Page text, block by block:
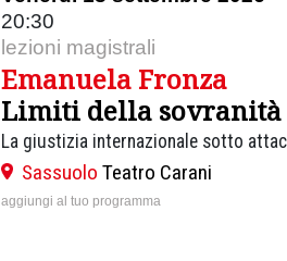
20:30
lezioni magistrali
Emanuela Fronza
Limiti della sovranità
La giustizia internazionale sotto
Sassuolo Teatro Carani
aggiungi al tuo programma